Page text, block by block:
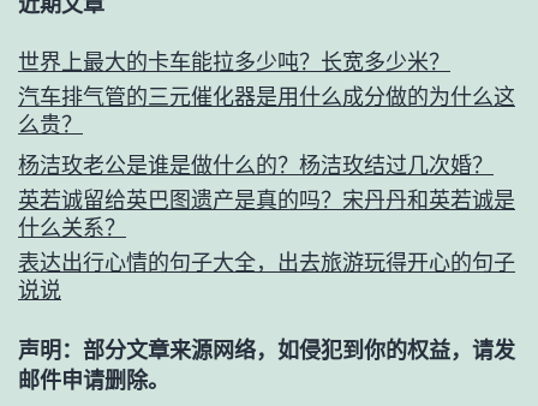
世界上最大的卡车能拉多少吨？长宽多少米？
汽车排气管的三元催化器是用什么成分做的为什么这
么贵？
杨洁玫老公是谁是做什么的？杨洁玫结过几次婚？
英若诚留给英巴图遗产是真的吗？宋丹丹和英若诚是
什么关系？
表达出行心情的句子大全，出去旅游玩得开心的句子
说说
声明：部分文章来源网络，如侵犯到你的权益，请发
邮件申请删除。